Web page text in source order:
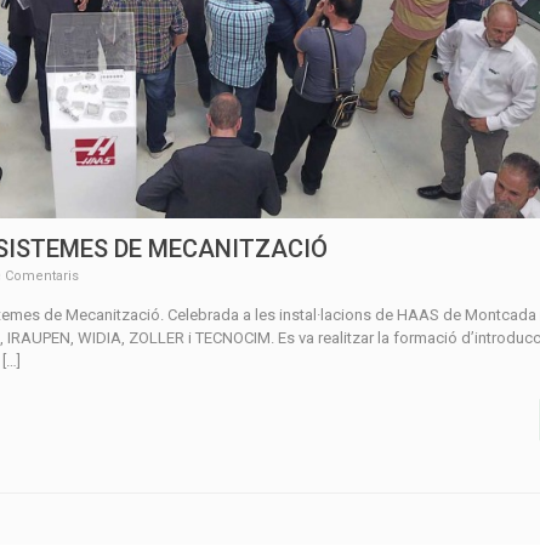
DE MECANITZACIÓ
Comentaris
de Mecanització. Celebrada a les instal·lacions de HAAS de Montcada
WIDIA, ZOLLER i TECNOCIM. Es va realitzar la formació